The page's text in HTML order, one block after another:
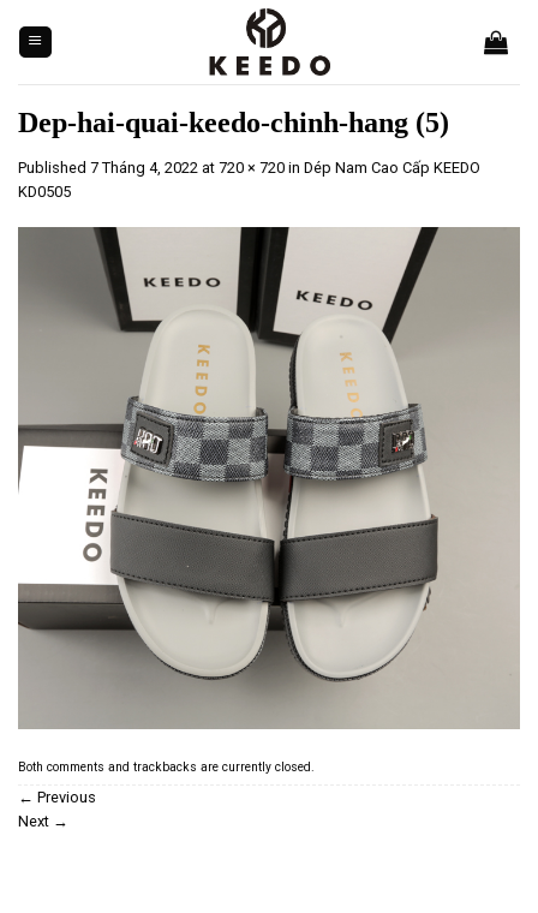
content
Dep-hai-quai-keedo-chinh-hang (5)
Published 7 Tháng 4, 2022 at 720 × 720 in Dép Nam Cao Cấp KEEDO
KD0505
Both comments and trackbacks are currently closed.
← Previous
Next →